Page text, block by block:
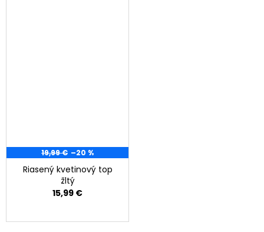
19,99 € –20 %
Riasený kvetinový top
žltý
15,99 €